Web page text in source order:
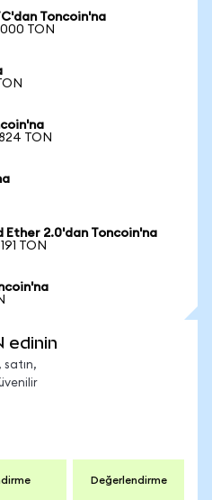
Toncoin'na
TON
TON
2.0'dan Toncoin'na
TON
edinin
satın,
Değerlendirme